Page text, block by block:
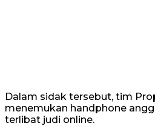
Dalam sidak tersebut, tim
menemukan handphone
terlibat judi online.